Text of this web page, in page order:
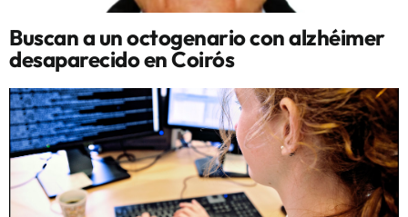
Buscan a un octogenario con alzhéimer
desaparecido en Coirós